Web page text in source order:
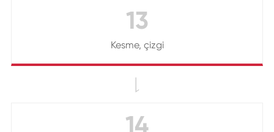
13
Kesme, çizgi

14